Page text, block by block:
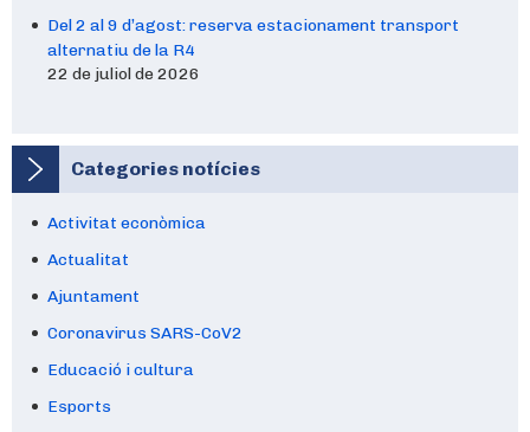
Del 2 al 9 d’agost: reserva estacionament transport
alternatiu de la R4
22 de juliol de 2026
Categories notícies
Activitat econòmica
Actualitat
Ajuntament
Coronavirus SARS-CoV2
Educació i cultura
Esports